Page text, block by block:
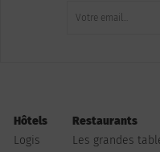
Hôtels
Logis
Restaurants
Les grandes